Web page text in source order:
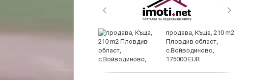
Кървене след секс –
продава, Къща, 210 m2
Пловдив област,
с.Войводиново,
175000 EUR